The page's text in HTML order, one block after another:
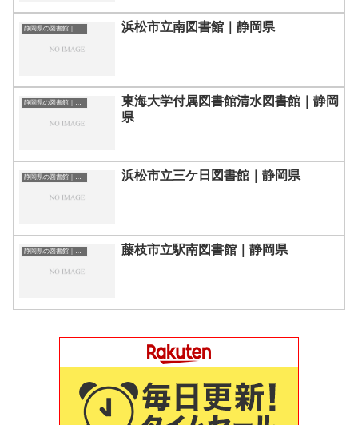
静岡県の図書館｜勉強できる場所 浜松市立南図書館｜静岡県
静岡県の図書館｜勉強できる場所
東海大学付属図書館清水図書館｜静岡
県
静岡県の図書館｜勉強できる場所 浜松市立三ケ日図書館｜静岡県
藤枝市立駅南図書館｜静岡県